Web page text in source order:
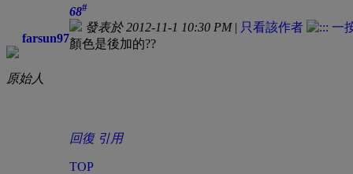
farsun97
原始人
68#
發表於 2012-11-1 10:30 PM| 只看該作者
顏色是後加的??
回復 引用
TOP